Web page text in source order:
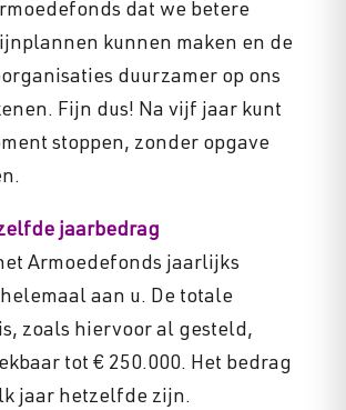
dat we betere
kunnen maken en de
duurzamer op ons
Fijn dus! Na vijf jaar kunt
stoppen, zonder opgave
jaarbedrag
Armoedefonds jaarlijks
aan u. De totale
zoals hiervoor al gesteld,
tot € 250.000. Het bedrag
jaar hetzelfde zijn.